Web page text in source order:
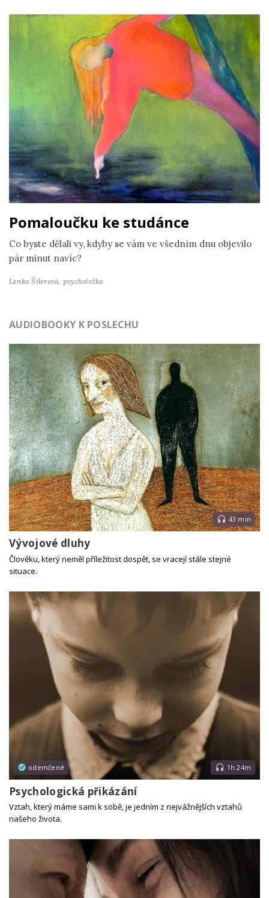
Pomaloučku ke studánce
Co byste dělali vy, kdyby se vám ve všedním dnu objevilo
pár minut navíc?
Lenka Šilerová, psycholožka
AUDIOBOOKY K POSLECHU
43 min
Vývojové dluhy
Člověku, který neměl příležitost dospět, se vracejí stále stejné
situace.
odemčené 1h 24m
Psychologická přikázání
Vztah, který máme sami k sobě, je jedním z nejvážnějších vztahů
našeho života.